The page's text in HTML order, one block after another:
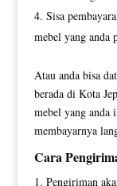
Sisa
mebel yang anda
Atau anda bisa
berada di Kota
mebel yang anda
membayarnya
Cara
Pengiriman